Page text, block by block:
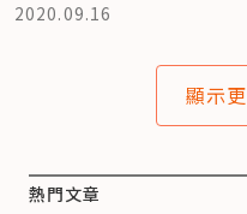
2020.09.16
顯示
熱門文章